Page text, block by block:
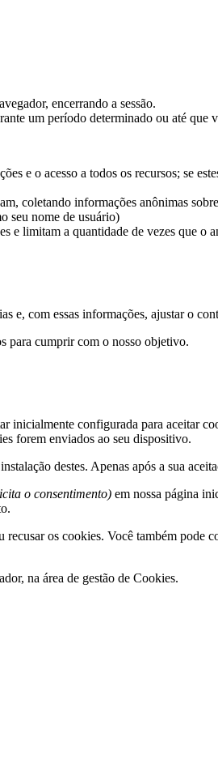
encerrando a sessão.
um período determinado ou até que
e o acesso a todos os recursos; se
coletando informações anônimas
seu nome de usuário)
e limitam a quantidade de vezes que o
e, com essas informações, ajustar o
para cumprir com o nosso objetivo.
inicialmente configurada para aceitar
forem enviados ao seu dispositivo.
destes. Apenas após a sua
o consentimento) em nossa página
os cookies. Você também pode
na área de gestão de Cookies.